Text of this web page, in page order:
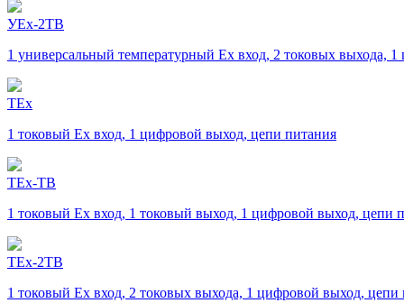
УЕх-2ТВ
1 универсальный температурный Ex вход, 2 токовых выхода,
ТEx
1 токовый Ex вход, 1 цифровой выход, цепи питания
ТЕх-ТВ
1 токовый Ex вход, 1 токовый выход, 1 цифровой выход, цепи
ТЕх-2ТВ
1 токовый Ex вход, 2 токовых выхода, 1 цифровой выход, цепи